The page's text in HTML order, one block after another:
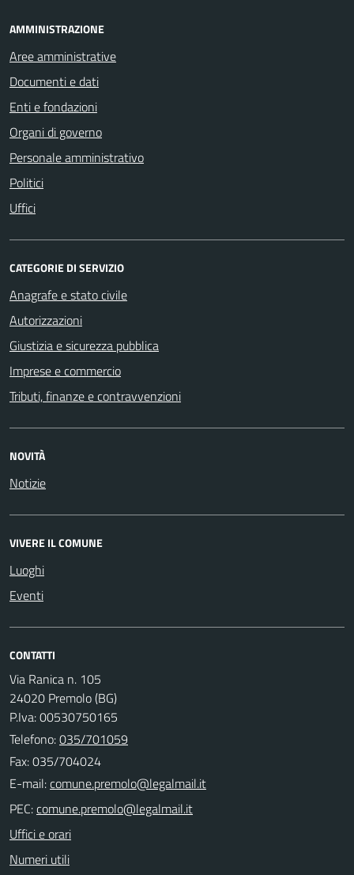
AMMINISTRAZIONE
Aree amministrative
Documenti e dati
Enti e fondazioni
Organi di governo
Personale amministrativo
Politici
Uffici
CATEGORIE DI SERVIZIO
Anagrafe e stato civile
Autorizzazioni
Giustizia e sicurezza pubblica
Imprese e commercio
Tributi, finanze e contravvenzioni
NOVITÀ
Notizie
VIVERE IL COMUNE
Luoghi
Eventi
CONTATTI
Via Ranica n. 105
24020 Premolo (BG)
P.Iva: 00530750165
Telefono:035/701059
Fax: 035/704024
E-mail:
PEC:
Uffici e orari
Numeri utili